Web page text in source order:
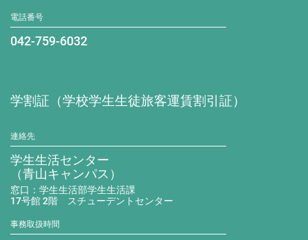
電話番号
042-759-6032
学割証（学校学生生徒旅客運賃割引証）
連絡先
学生生活センター
（青山キャンパス）
窓口：学生生活部学生生活課
17号館 2階 スチューデントセンター
事務取扱時間